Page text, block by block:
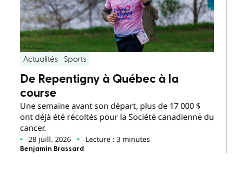
Actualités Sports
De Repentigny à Québec à la
course
Une semaine avant son départ, plus de 17 000 $
ont déjà été récoltés pour la Société canadienne du
cancer.
28 juill. 2026 Lecture : 3 minutes
Benjamin Brassard